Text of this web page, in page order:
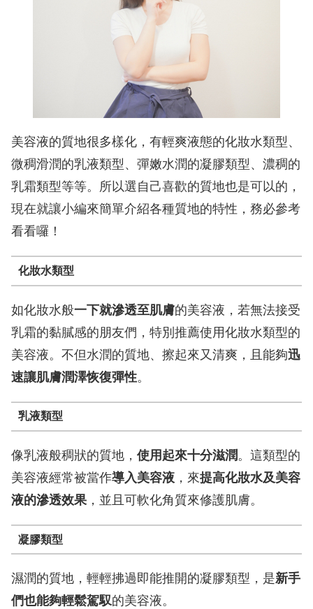
美容液的質地很多樣化，有輕爽液態的化妝水類型、
微稠滑潤的乳液類型、彈嫩水潤的凝膠類型、濃稠的
乳霜類型等等。所以選自己喜歡的質地也是可以的，
現在就讓小編來簡單介紹各種質地的特性，務必參考
看看囉！
化妝水類型
如化妝水般一下就滲透至肌膚的美容液，若無法接受
乳霜的黏膩感的朋友們，特別推薦使用化妝水類型的
美容液。不但水潤的質地、擦起來又清爽，且能夠迅
速讓肌膚潤澤恢復彈性。
乳液類型
像乳液般稠狀的質地， 使用起來十分滋潤 。這類型的
美容液經常被當作導入美容液 ，來提高化妝水及美容
液的滲透效果 ，並且可軟化角質來修護肌膚。
凝膠類型
濕潤的質地，輕輕拂過即能推開的凝膠類型，是新手
們也能夠輕鬆駕馭的美容液。